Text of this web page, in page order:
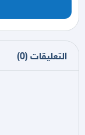
التعليقات (
0
)